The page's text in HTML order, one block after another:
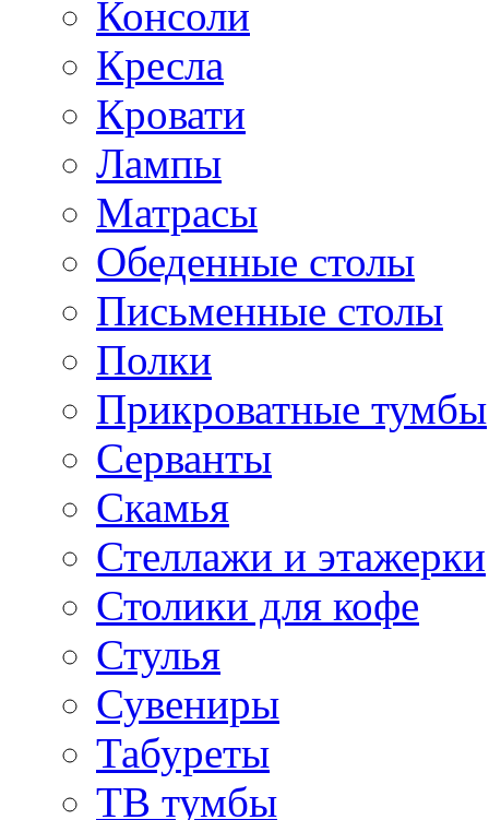
Консоли
Кресла
Кровати
Лампы
Матрасы
Обеденные столы
Письменные столы
Полки
Прикроватные тумбы
Серванты
Скамья
Стеллажи и этажерки
Столики для кофе
Стулья
Сувениры
Табуреты
ТВ тумбы